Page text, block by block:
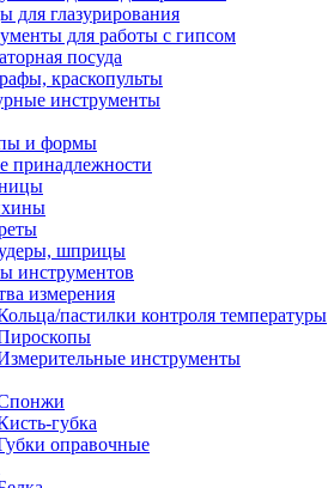
глазурирования
для работы с гипсом
посуда
краскопульты
инструменты
и формы
принадлежности
шприцы
инструментов
измерения
пастилки контроля температуры
инструменты
губка
оправочные